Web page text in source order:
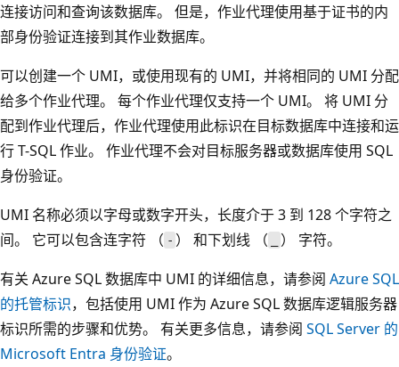
连接访问和查询该数据库。 但是，作业代理使用基于证书的内
部身份验证连接到其作业数据库。
可以创建一个 UMI，或使用现有的 UMI，并将相同的 UMI 分配
给多个作业代理。 每个作业代理仅支持一个 UMI。 将 UMI 分
配到作业代理后，作业代理使用此标识在目标数据库中连接和运
行 T-SQL 作业。 作业代理不会对目标服务器或数据库使用 SQL
身份验证。
UMI 名称必须以字母或数字开头，长度介于 3 到 128 个字符之
间。 它可以包含连字符 （ - ） 和下划线 （
） 字符。
有关 Azure SQL 数据库中 UMI 的详细信息，请参阅 Azure SQL
的托管标识，包括使用 UMI 作为 Azure SQL 数据库逻辑服务器
标识所需的步骤和优势。 有关更多信息，请参阅 SQL Server 的
Microsoft Entra 身份验证。